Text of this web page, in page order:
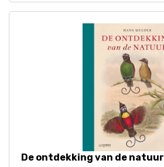
De ontdekking van de natuur